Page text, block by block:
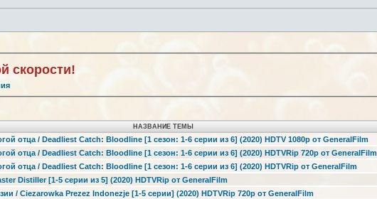
скорости!
НАЗВАНИЕ ТЕМЫ
отца / Deadliest Catch: Bloodline [1 сезон: 1-6 серии из 6] (2020) HDTV 1080p от GeneralFilm
отца / Deadliest Catch: Bloodline [1 сезон: 1-6 серии из 6] (2020) HDTVRip 720p от GeneralFilm
отца / Deadliest Catch: Bloodline [1 сезон: 1-6 серии из 6] (2020) HDTVRip от GeneralFilm
Distiller [1-5 серии из 5] (2020) HDTVRip от GeneralFilm
/ Ciezarowka Prezez Indonezje [1-5 серии] (2020) HDTVRip 720p от GeneralFilm